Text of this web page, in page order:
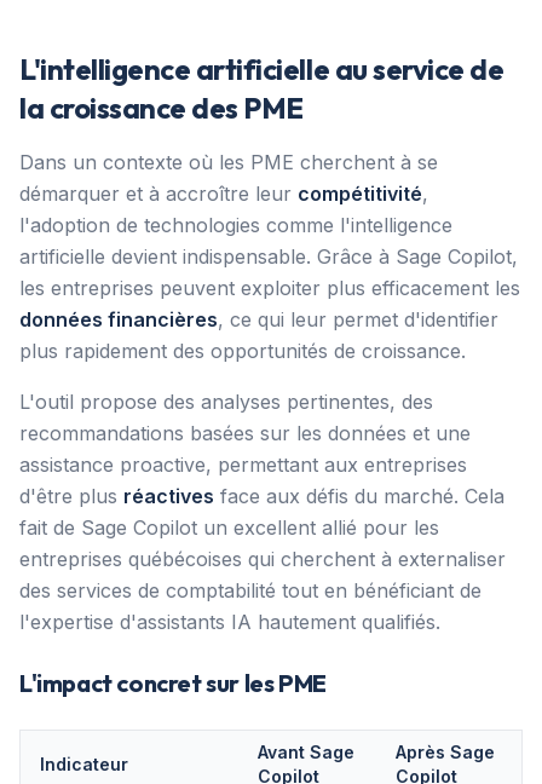
L'intelligence artificielle au service de
la croissance des PME
Dans un contexte où les PME cherchent à se
démarquer et à accroître leur compétitivité,
l'adoption de technologies comme l'intelligence
artificielle devient indispensable. Grâce à Sage Copilot,
les entreprises peuvent exploiter plus efficacement les
données financières, ce qui leur permet d'identifier
plus rapidement des opportunités de croissance.
L'outil propose des analyses pertinentes, des
recommandations basées sur les données et une
assistance proactive, permettant aux entreprises
d'être plus réactives face aux défis du marché. Cela
fait de Sage Copilot un excellent allié pour les
entreprises québécoises qui cherchent à externaliser
des services de comptabilité tout en bénéficiant de
l'expertise d'assistants IA hautement qualifiés.
L'impact concret sur les PME
Indicateur
Avant Sage
Copilot
Après Sage
Copilot